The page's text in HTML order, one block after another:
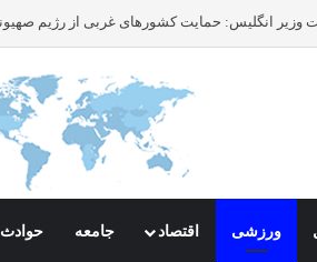
ورزشی اقتصاد جامعه حوادث